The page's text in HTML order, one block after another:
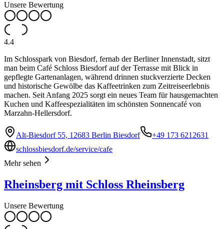
Unsere Bewertung
4.4
Im Schlosspark von Biesdorf, fernab der Berliner Innenstadt, sitzt
man beim Café Schloss Biesdorf auf der Terrasse mit Blick in
gepflegte Gartenanlagen, während drinnen stuckverzierte Decken
und historische Gewölbe das Kaffeetrinken zum Zeitreiseerlebnis
machen. Seit Anfang 2025 sorgt ein neues Team für hausgemachten
Kuchen und Kaffeespezialitäten im schönsten Sonnencafé von
Marzahn-Hellersdorf.
Alt-Biesdorf 55, 12683 Berlin Biesdorf
+49 173 6212631
schlossbiesdorf.de/service/cafe
Mehr sehen
Rheinsberg mit Schloss Rheinsberg
Unsere Bewertung